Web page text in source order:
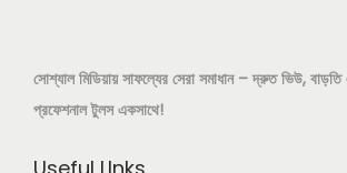
সোশ্যাল মিডিয়ায় সাফল্যের সেরা সমাধান – দ্রুত ভিউ,
প্রফেশনাল টুলস একসাথে!